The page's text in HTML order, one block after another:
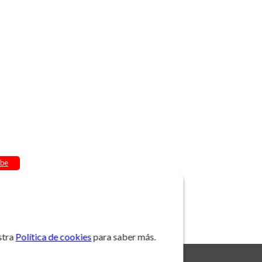
Política de cookiespara saber más.